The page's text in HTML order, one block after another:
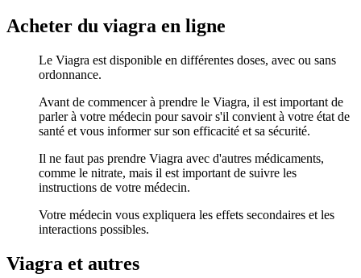
Acheter du viagra en ligne
Le Viagra est disponible en différentes doses, avec ou sans
ordonnance.
Avant de commencer à prendre le Viagra, il est important de
parler à votre médecin pour savoir s'il convient à votre état de
santé et vous informer sur son efficacité et sa sécurité.
Il ne faut pas prendre Viagra avec d'autres médicaments,
comme le nitrate, mais il est important de suivre les
instructions de votre médecin.
Votre médecin vous expliquera les effets secondaires et les
interactions possibles.
Viagra et autres